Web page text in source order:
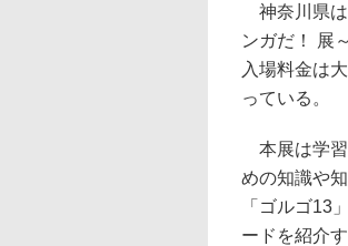
神奈川県は
ンガだ！ 展
入場料金は
っている。
本展は学習
めの知識や
「ゴルゴ13
ードを紹介す